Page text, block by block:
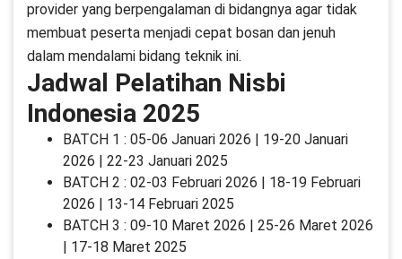
provider yang berpengalaman di bidangnya agar tidak
membuat peserta menjadi cepat bosan dan jenuh
dalam mendalami bidang teknik ini.
Jadwal Pelatihan Nisbi
Indonesia 2025
BATCH 1 : 05-06 Januari 2026 | 19-20 Januari
2026 | 22-23 Januari 2025
BATCH 2 : 02-03 Februari 2026 | 18-19 Februari
2026 | 13-14 Februari 2025
BATCH 3 : 09-10 Maret 2026 | 25-26 Maret 2026
| 17-18 Maret 2025